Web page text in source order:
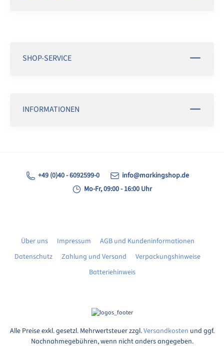
SHOP-SERVICE
INFORMATIONEN
+49 (0)40 - 6092599-0
info@markingshop.de
Mo-Fr, 09:00 - 16:00 Uhr
Über uns Impressum
AGB und Kundeninformationen
Datenschutz
Zahlung und Versand
Verpackungshinweise
Batteriehinweis
Alle Preise exkl. gesetzl. Mehrwertsteuer zzgl.Versandkosten und ggf.
Nachnahmegebühren, wenn nicht anders angegeben.